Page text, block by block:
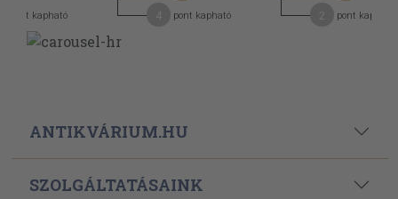
pont kapható pont kapható pont kapható
ANTIKVÁRIUM.HU
SZOLGÁLTATÁSAINK